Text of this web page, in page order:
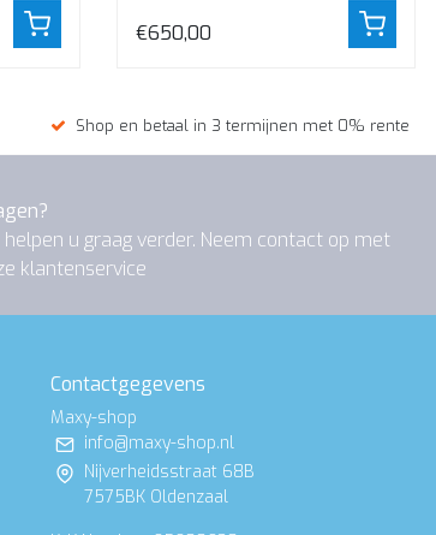
€650,00
Shop en betaal in 3 termijnen met 0% rente
helpen u graag verder. Neem contact op met
klantenservice
Contactgegevens
Maxy-shop
info@maxy-shop.nl
Nijverheidsstraat 68B
7575BK Oldenzaal